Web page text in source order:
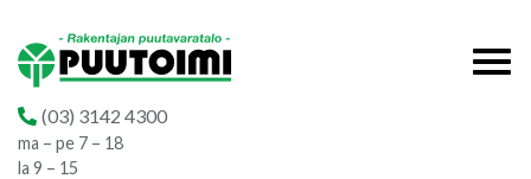
(03) 3142 4300
ma – pe 7 – 18
la 9 – 15